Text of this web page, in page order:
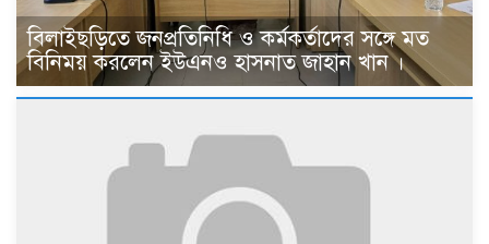
বিলাইছড়িতে জনপ্রতিনিধি ও কর্মকর্তাদের সঙ্গে মত
বিনিময় করলেন ইউএনও হাসনাত জাহান খান ।